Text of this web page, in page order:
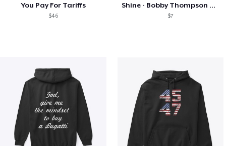
You Pay For Tariffs
$46
Shine - Bobby Thompson Band Merch
$7